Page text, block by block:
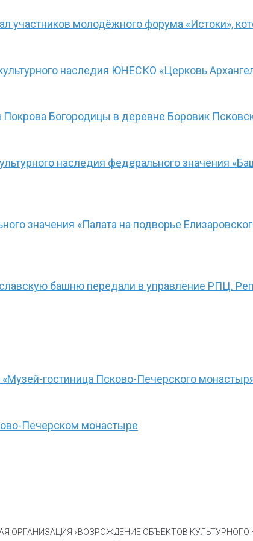
участников молодёжного форума «Истоки»,
наследия ЮНЕСКО «Церковь
Богородицы в деревне Боровик
наследия федерального значения
значения «Палата на подворье
башню передали в управление РПЦ.
гостиница Псково-Печерского
Печерском монастыре
ОРГАНИЗАЦИЯ «ВОЗРОЖДЕНИЕ ОБЪЕКТОВ КУЛЬТУРНОГО